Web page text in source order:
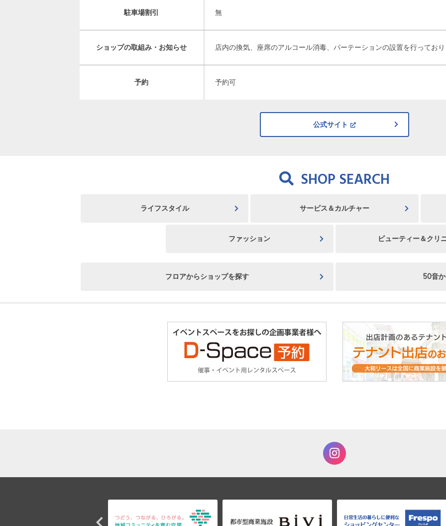
駐車場割引 無
ショップの取組み・お知らせ 店内の換気、座席のアルコール消毒、パーテーションの設置を行ってお
予約 予約可
公式サイト
SHOP SEARCH
ライフスタイル サービス＆カルチャー
ファッション ビューティー＆クリ
フロアからショップを探す 50音